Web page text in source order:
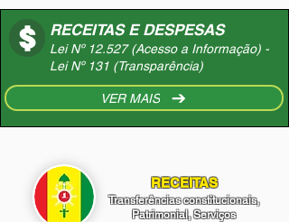
RECEITAS E DESPESAS
Lei Nº 12.527 (Acesso a Informação) -
Lei Nº 131 (Transparência)
VER MAIS
RECEITAS
Transferências constitucionais,
Patrimonial, Serviços